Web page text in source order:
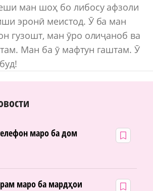
ман шоҳ бо либосу афзоли
эронӣ меистод. Ӯ ба ман
гузошт, ман ӯро олиҷаноб ва
Ман ба ӯ мафтун гаштам. Ӯ
маро ба дом
маро ба мардҳои